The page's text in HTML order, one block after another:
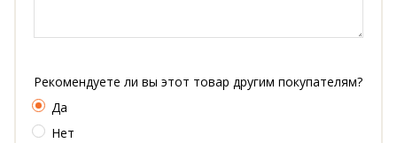
Рекомендуете ли вы этот товар другим покупателям?
Да
Нет